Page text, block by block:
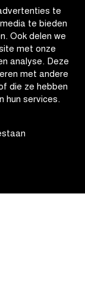
te
te bieden
Ook delen we
met onze
analyse. Deze
met andere
die ze hebben
hun services.
Superprestige
2026-
2027